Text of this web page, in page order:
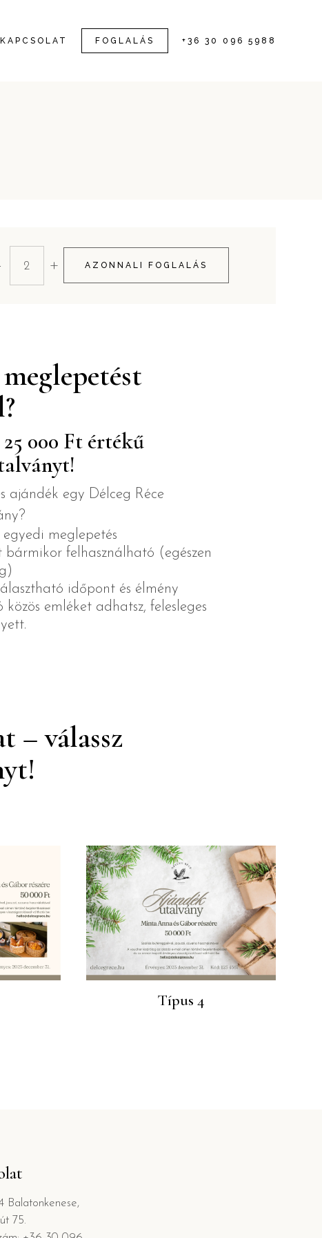
KAPCSOLAT FOGLALÁS +36 30 096 5988
+ AZONNALI FOGLALÁS
000 Ft értékű
ajándék egy Délceg Réce
egyedi meglepetés
bármikor felhasználható (egészen
időpont és élmény
emléket adhatsz, felesleges
– válassz
Típus 4
Balatonkenese,
75.